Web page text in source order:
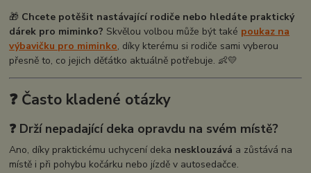
🎁 Chcete potěšit nastávající rodiče nebo hledáte praktický
dárek pro miminko? Skvělou volbou může být také poukaz na
výbavičku pro miminko, díky kterému si rodiče sami vyberou
přesně to, co jejich děťátko aktuálně potřebuje. 👶💛
❓ Často kladené otázky
❓ Drží nepadající deka opravdu na svém místě?
Ano, díky praktickému uchycení deka nesklouzává a zůstává na
místě i při pohybu kočárku nebo jízdě v autosedačce.